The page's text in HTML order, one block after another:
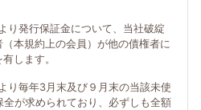
り発行保証金について、当社破綻
本規約上の会員）が他の債権者に
します。
り毎年3月末及び９月末の当該未使
が求められており、必ずしも全額